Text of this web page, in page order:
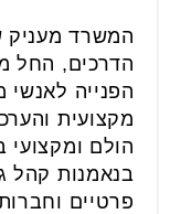
המשרד מעניק
הדרכים, החל
הפנייה
מקצועית
הולם
בנאמנות קהל
פרטיים